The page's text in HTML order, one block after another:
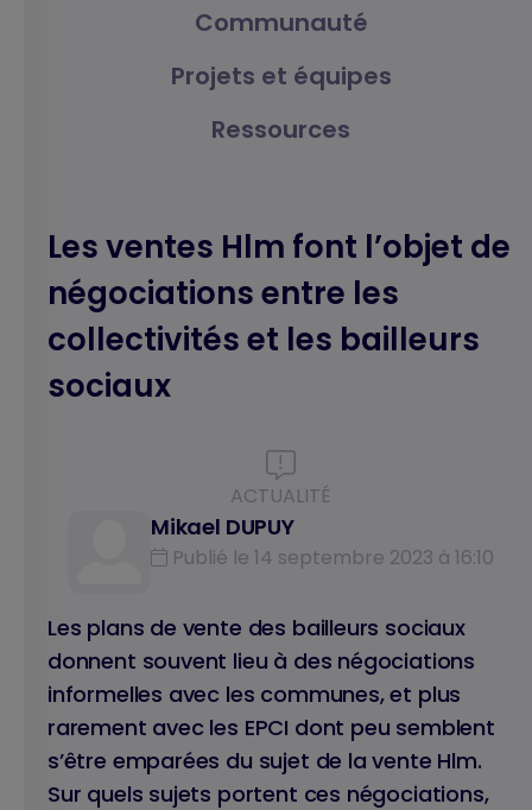
Communauté
Projets et équipes
Ressources
Les ventes Hlm font l’objet de
négociations entre les
collectivités et les bailleurs
sociaux
ACTUALITÉ
Mikael DUPUY
Publié le 14 septembre 2023 à 16:10
Les plans de vente des bailleurs sociaux
donnent souvent lieu à des négociations
informelles avec les communes, et plus
rarement avec les EPCI dont peu semblent
s’être emparées du sujet de la vente Hlm.
Sur quels sujets portent ces négociations,